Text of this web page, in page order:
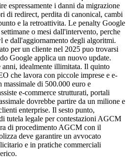
espressamente i danni da migrazione
di redirect, perdita di canonical, cambi
e la retroattivita. Le penalty Google
o mesi dall'intervento, perche
e dall'aggiornamento degli algoritmi.
per un cliente nel 2025 puo trovarsi
Google applica un nuovo update.
idealmente illimitata. Il quinto
che lavora con piccole imprese e e-
massimale di 500.000 euro e
e-commerce strutturati, portali
dovrebbe partire da un milione e
enterprise. Il sesto punto,
tutela legale per contestazioni AGCM
di procedimento AGCM con il
deve garantire un avvocato
e in pratiche commerciali